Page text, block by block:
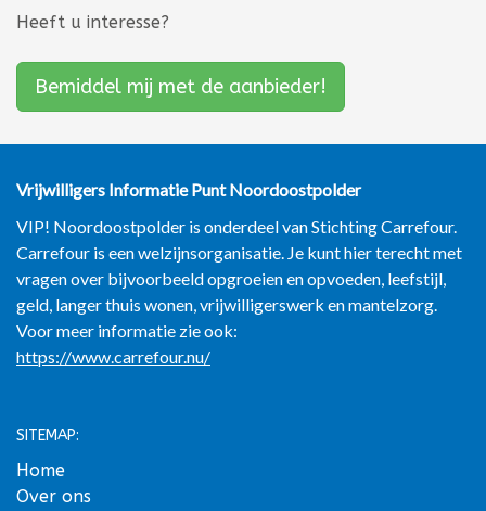
Heeft u interesse?
Bemiddel mij met de aanbieder!
Vrijwilligers Informatie PuntNoordoostpolder
VIP! Noordoostpolder is onderdeel van Stichting Carrefour.
Carrefour is een welzijnsorganisatie. Je kunt hier terecht met
vragen over bijvoorbeeld opgroeien en opvoeden, leefstijl,
geld, langer thuis wonen, vrijwilligerswerk en mantelzorg.
Voor meer informatie zie ook:
https://www.carrefour.nu/
SITEMAP:
Home
Over ons